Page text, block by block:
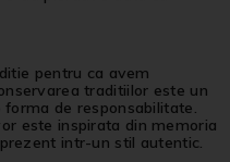
pentru ca avem
traditiilor este un
de responsabilitate.
este inspirata din memoria
intr-un stil autentic.